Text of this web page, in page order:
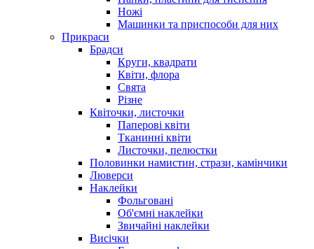
Ножі
Машинки та приспособи для них
Прикраси
Брадси
Круги, квадрати
Квіти, флора
Свята
Різне
Квіточки, листочки
Паперові квіти
Тканинні квіти
Листочки, пелюстки
Половинки намистин, стрази, камінчики
Люверси
Наклейки
Фольговані
Об'ємні наклейки
Звичайні наклейки
Висічки